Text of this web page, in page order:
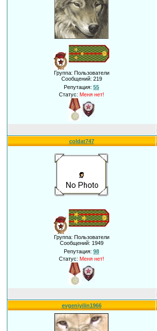
Группа: Пользователи
Сообщений: 219
Репутация: 55
Статус: Меня нет!
coldat747
Группа: Пользователи
Сообщений: 1949
Репутация: 98
Статус: Меня нет!
evgeniyilin1966